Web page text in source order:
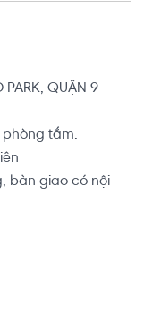
PARK, QUẬN 9
phòng tắm.
bàn giao có nội
sắp xếp thêm